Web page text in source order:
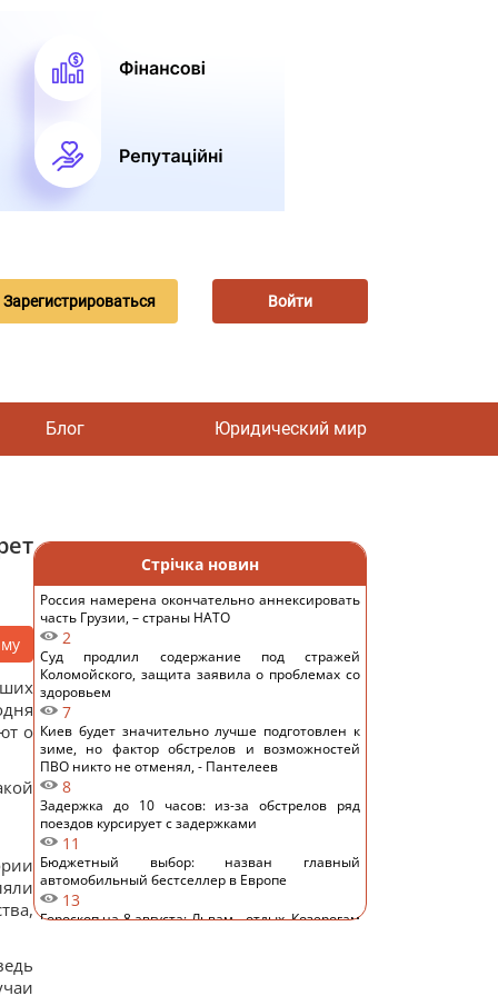
Зарегистрироваться Войти
Блог Юридический мир
о
Стрічка новин
Россия намерена окончательно аннексировать
часть Грузии, – страны НАТО
2
Суд продлил содержание под стражей
Коломойского, защита заявила о проблемах со
здоровьем
7
Киев будет значительно лучше подготовлен к
зиме, но фактор обстрелов и возможностей
ПВО никто не отменял, - Пантелеев
8
Задержка до 10 часов: из-за обстрелов ряд
поездов курсирует с задержками
11
Бюджетный выбор: назван главный
автомобильный бестселлер в Европе
13
Гороскоп на 8 августа: Львам - отдых, Козерогам